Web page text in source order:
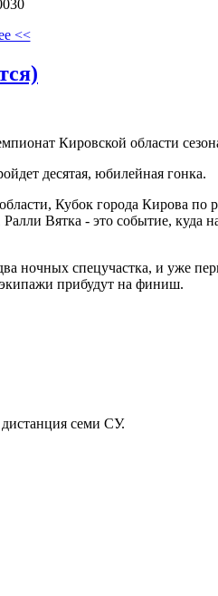
<<
Кировской области
десятая, юбилейная гонка.
Кубок города Кирова
Вятка - это событие, куда
ночных спецучастка, и уже
экипажи прибудут на финиш.
дистанция семи СУ.